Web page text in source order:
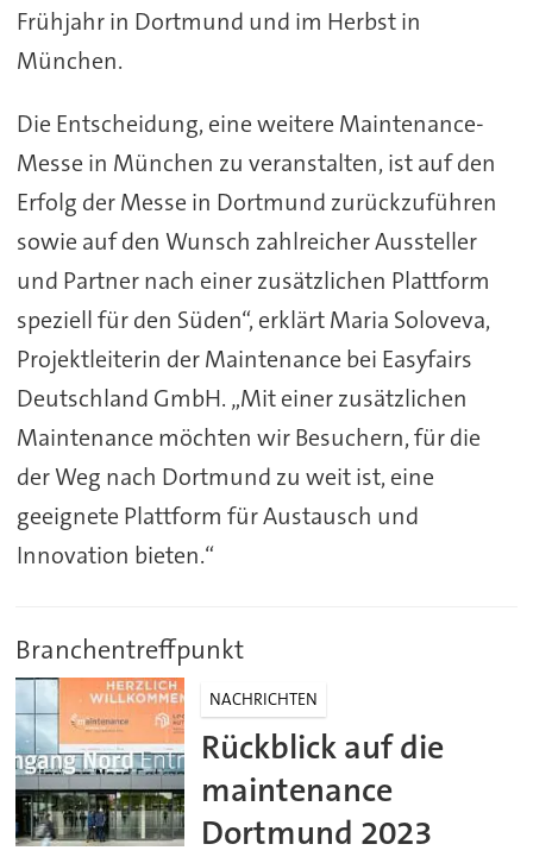
Frühjahr in Dortmund und im Herbst in
München.
Die Entscheidung, eine weitere Maintenance-
Messe in München zu veranstalten, ist auf den
Erfolg der Messe in Dortmund zurückzuführen
sowie auf den Wunsch zahlreicher Aussteller
und Partner nach einer zusätzlichen Plattform
speziell für den Süden“, erklärt Maria Soloveva,
Projektleiterin der Maintenance bei Easyfairs
Deutschland GmbH. „Mit einer zusätzlichen
Maintenance möchten wir Besuchern, für die
der Weg nach Dortmund zu weit ist, eine
geeignete Plattform für Austausch und
Innovation bieten.“
Branchentreffpunkt
NACHRICHTEN
Rückblick auf die
maintenance
Dortmund 2023